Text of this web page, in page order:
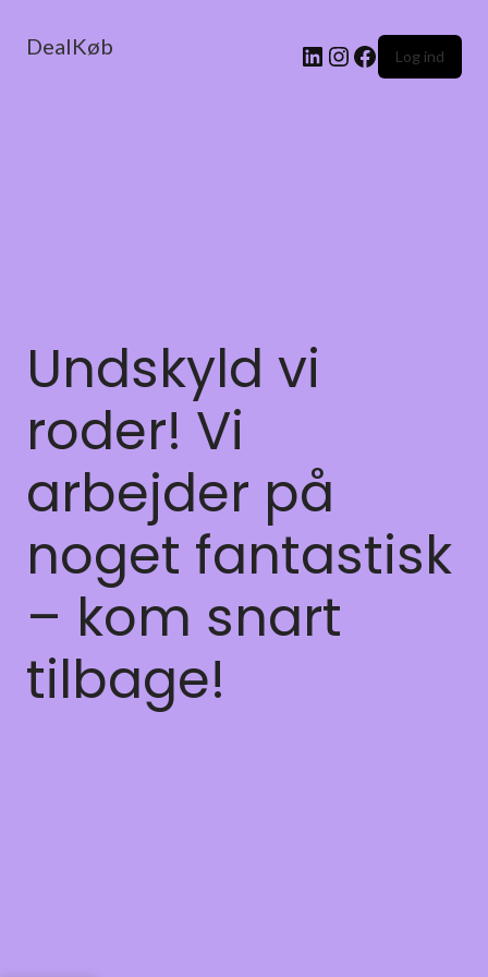
DealKøb Log ind
Undskyld vi
roder! Vi
arbejder på
noget fantastisk
– kom snart
tilbage!